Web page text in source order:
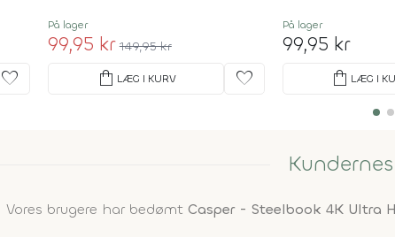
favorite
På lager
99,95 kr 149,95 kr
shopping_bag LÆG I KURV favorite
På lager
99,95 kr
shopping_bag LÆG I
Vores brugere har bedømt Casper - Steelbook 4K Ultra